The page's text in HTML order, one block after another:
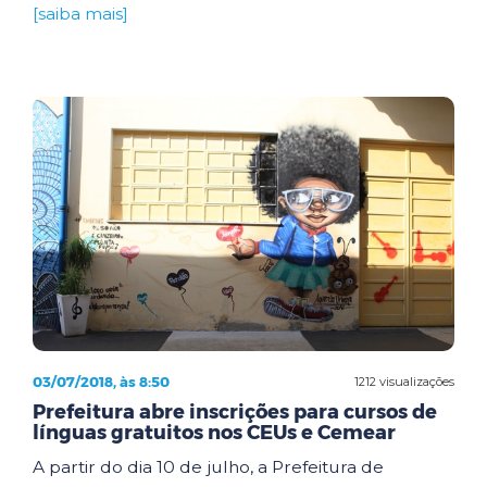
[saiba mais]
1212 visualizações
03/07/2018, às 8:50
Prefeitura abre inscrições para cursos de
línguas gratuitos nos CEUs e Cemear
A partir do dia 10 de julho, a Prefeitura de